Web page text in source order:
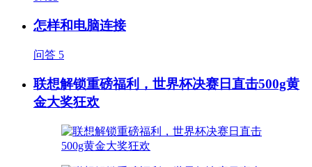
怎样和电脑连接
问答 5
联想解锁重磅福利，世界杯决赛日直击500g黄
金大奖狂欢